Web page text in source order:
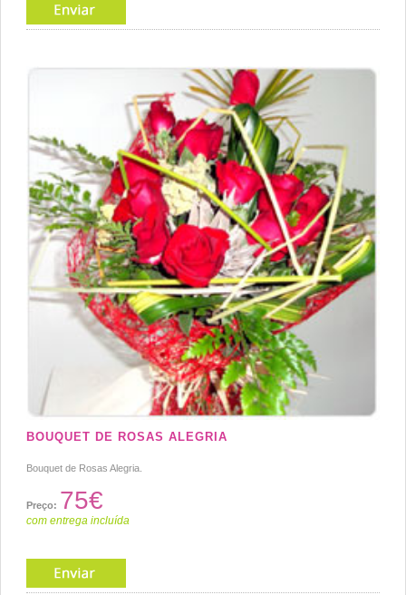
BOUQUET DE ROSAS ALEGRIA
Bouquet de Rosas Alegria.
Preço: 75€
com entrega incluída